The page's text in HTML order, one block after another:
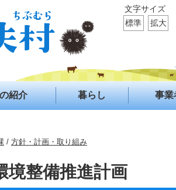
文字サイズ
標準
拡大
紹介 暮らし 事業
/ 方針・計画・取り組み
境整備推進計画